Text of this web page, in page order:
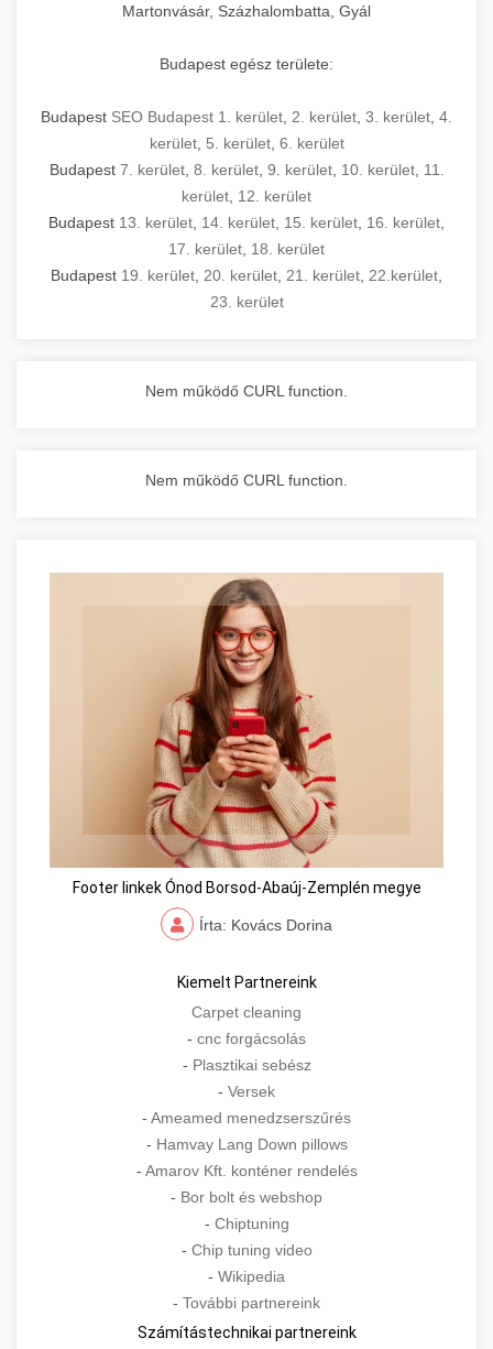
Martonvásár, Százhalombatta, Gyál
Budapest egész területe:
Budapest SEO Budapest 1. kerület 2. kerület 3. kerület 4.
kerület, 5. kerület, 6. kerület
Budapest 7. kerület, 8. kerület, 9. kerület, 10. kerület, 11.
kerület 12. kerület
Budapest 13. kerület 14. kerület 15. kerület 16. kerület
17. kerület 18. kerület
Budapest 19. kerület 20. kerület 21. kerület 22.kerület
23. kerület
Nem működő CURL function.
Nem működő CURL function.
Footer linkek Ónod Borsod-Abaúj-Zemplén megye
Írta: Kovács Dorina
Kiemelt Partnereink
Carpet cleaning
- cnc forgácsolás
- Plasztikai sebész
- Versek
- Ameamed menedzserszűrés
- Hamvay Lang Down pillows
- Amarov Kft. konténer rendelés
- Bor bolt és webshop
- Chiptuning
- Chip tuning video
- Wikipedia
- További partnereink
Számítástechnikai partnereink